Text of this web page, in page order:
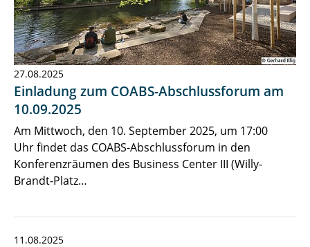
27.08.2025
Einladung zum COABS-Abschlussforum am
10.09.2025
Am Mittwoch, den 10. September 2025, um 17:00
Uhr findet das COABS-Abschlussforum in den
Konferenzräumen des Business Center III (Willy-
Brandt-Platz…
11.08.2025